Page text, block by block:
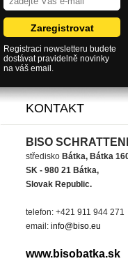
Registraci newsletteru budete
dostávat pravidelně novinky
na váš email.
KONTAKT
BISO
středisko Bátka, Bátka
SK - 980 21 Bátka,
Slovak Republic.
telefon: +421 911 944 271
email: info@biso.eu
www.bisobatka.sk